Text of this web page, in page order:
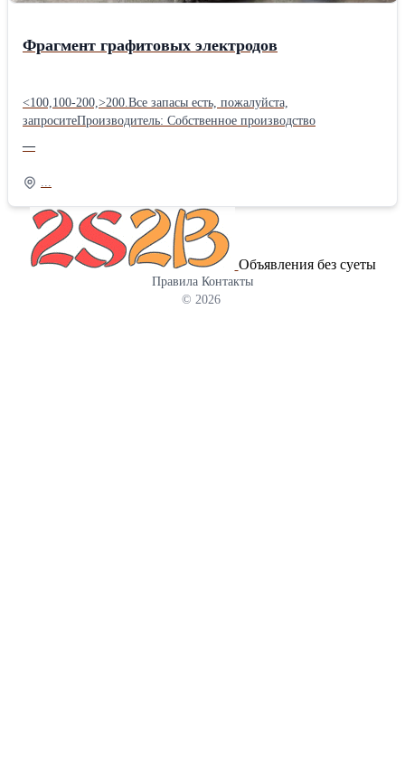
Фрагмент графитовых электродов
<100,100-200,>200.Все запасы есть, пожалуйста,
запроситеПроизводитель: Собственное производство
—
Объявления без суеты
Правила Контакты
© 2026